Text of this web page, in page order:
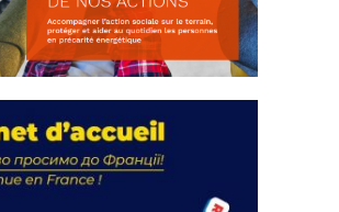
2023